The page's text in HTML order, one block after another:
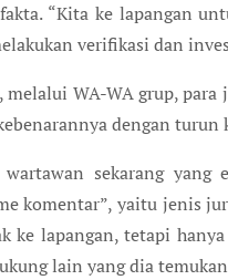
“Kita ke lapangan
verifikasi dan
WA-WA grup,
dengan turun
sekarang
komentar”, yaitu jenis
ke lapangan, tetapi
lain yang dia